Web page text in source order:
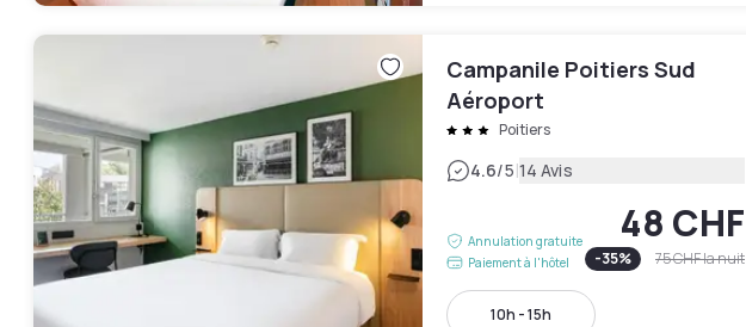
Campanile Poitiers Sud
Aéroport
Poitiers
4.6/5|14 Avis
Annulation gratuite
Paiement à l'hôtel
48 CHF
-35% 75 CHFla nuit
10h - 15h